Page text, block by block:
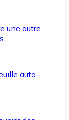
une autre
auto-